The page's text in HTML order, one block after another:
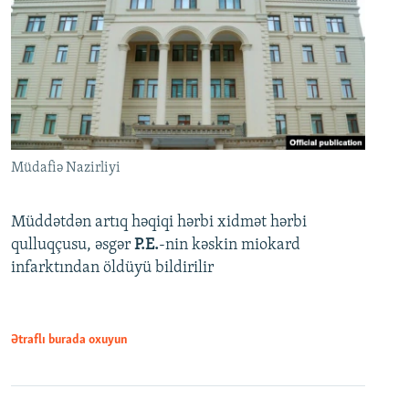
Müdafiə Nazirliyi
Müddətdən artıq həqiqi hərbi xidmət hərbi
qulluqçusu, əsgər P.E.-nin kəskin miokard
infarktından öldüyü bildirilir
Ətraflı burada oxuyun